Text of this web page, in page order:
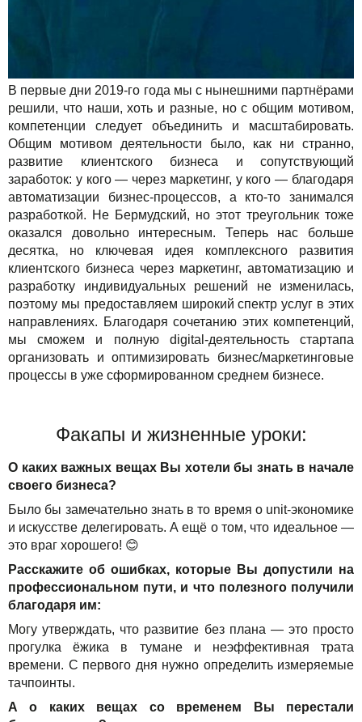
В первые дни 2019-го года мы с нынешними партнёрами
решили, что наши, хоть и разные, но с общим мотивом,
компетенции следует объединить и масштабировать.
Общим мотивом деятельности было, как ни странно,
развитие клиентского бизнеса и сопутствующий
заработок: у кого — через маркетинг, у кого — благодаря
автоматизации бизнес-процессов, а кто-то занимался
разработкой. Не Бермудский, но этот треугольник тоже
оказался довольно интересным. Теперь нас больше
десятка, но ключевая идея комплексного развития
клиентского бизнеса через маркетинг, автоматизацию и
разработку индивидуальных решений не изменилась,
поэтому мы предоставляем широкий спектр услуг в этих
направлениях. Благодаря сочетанию этих компетенций,
мы сможем и полную digital-деятельность стартапа
организовать и оптимизировать бизнес/маркетинговые
процессы в уже сформированном среднем бизнесе.
Факапы и жизненные уроки:
О каких важных вещах Вы хотели бы знать в начале
своего бизнеса?
Было бы замечательно знать в то время о unit-экономике
и искусстве делегировать. А ещё о том, что идеальное —
это враг хорошего! 😊
Расскажите об ошибках, которые Вы допустили на
профессиональном пути, и что полезного получили
благодаря им:
Могу утверждать, что развитие без плана — это просто
прогулка ёжика в тумане и неэффективная трата
времени. С первого дня нужно определить измеряемые
тачпоинты.
А о каких вещах со временем Вы перестали